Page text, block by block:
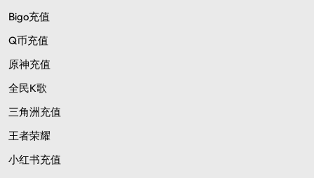
Bigo充值
Q币充值
原神充值
全民K歌
三角洲充值
王者荣耀
小红书充值